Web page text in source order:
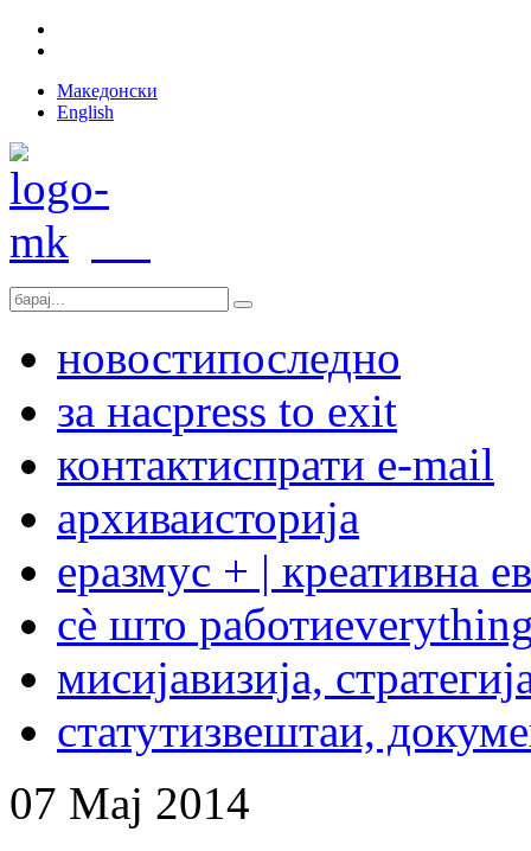
Македонски
English
новостипоследно
за насpress to exit
контактиспрати e-mail
архиваисторија
еразмус + | креативна
сѐ што работи
мисијавизија,
статутизвештаи,
07 Мај 2014